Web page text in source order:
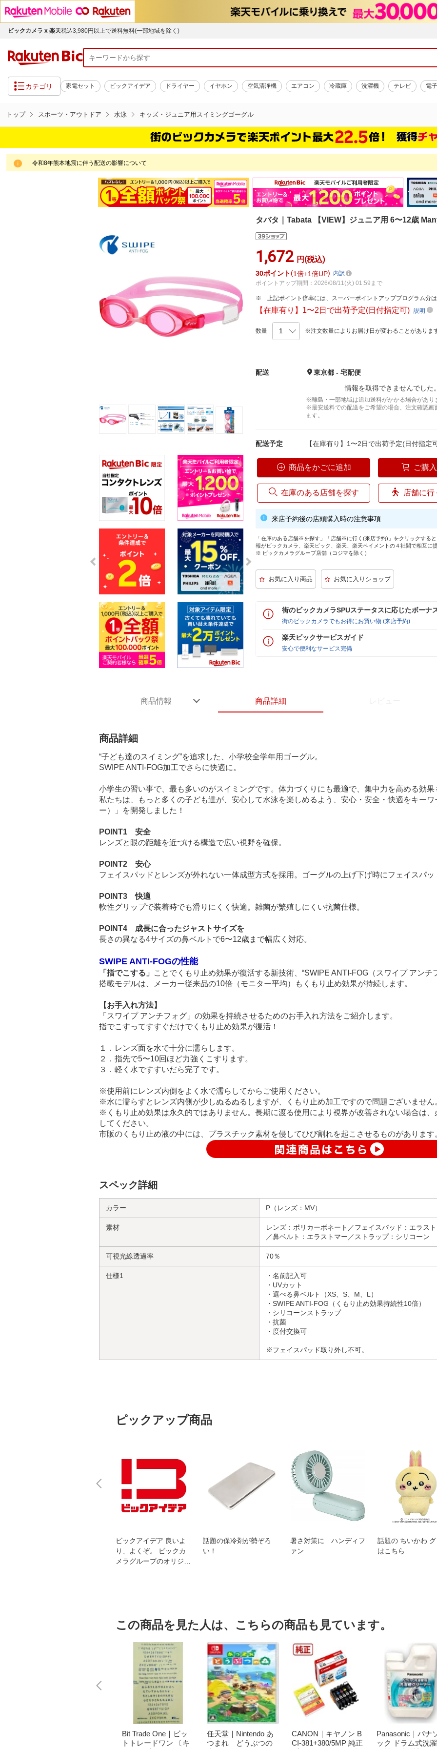
ビックカメラ x 楽天税込3,980円以上で送料無料(一部地域を除く)
カテゴリ 家電セット ビックアイデア ドライヤー イヤホン 空気清浄機 エアコン 冷蔵庫 洗濯機 テレビ 電
トップ スポーツ・アウトドア 水泳 キッズ・ジュニア用スイミングゴーグル
令和8年熊本地震に伴う配送の影響について
タバタ｜Tabata 【VIEW】ジュニア用 6〜12歳
1,672 円(税込)
30ポイント 1倍 1倍UP
内訳
ポイントアップ期間：2026/08/11(火) 01:59まで
上記ポイント倍率には、スーパーポイントアッププログラム分
【在庫有り】1〜2日で出荷予定(日付指定可)説明
数量 ※注文数量によりお届け日が変わることがありま
配送
東京都 - 宅配便
情報を取得できませんでした
※離島・一部地域は追加送料がかかる場合があり
※最安送料での配送をご希望の場合、注文確認画
ます。
配送予定 【在庫有り】1〜2日で出荷予定(日付指定
商品をかごに追加 ご購
在庫のある店舗を探す 店舗に行
来店予約後の店頭購入時の注意事項
「在庫のある店舗※を探す」「店舗※に行く(来店予約)」をクリックする
報がビックカメラ、楽天ビック、楽天、楽天ペイメントの４社間で相互に
※ ビックカメラグループ店舗（コジマを除く）
街のビックカメラSPUステータスに応じたボーナ
街のビックカメラでもお得にお買い物 (来店予約)
楽天ビックサービスガイド
安心で便利なサービス完備
商品情報 商品詳細
商品詳細
“子ども達のスイミング”を追求した、小学校全学年用ゴーグル。
SWIPE ANTI-FOG加工でさらに快適に。
小学生の習い事で、最も多いのがスイミングです。体力づくりにも最適で、集中力を高める効果
私たちは、もっと多くの子ども達が、安心して水泳を楽しめるよう、安心・安全・快適をキー
ー）」を開発しました！
POINT1 安全
レンズと眼の距離を近づける構造で広い視野を確保。
POINT2 安心
フェイスパッドとレンズが外れない一体成型方式を採用。ゴーグルの上げ下げ時にフェイスパッ
POINT3 快適
軟性グリップで装着時でも滑りにくく快適。雑菌が繁殖しにくい抗菌仕様。
POINT4 成長に合ったジャストサイズを
長さの異なる4サイズの鼻ベルトで6〜12歳まで幅広く対応。
SWIPE ANTI-FOGの性能
「指でこする」
ことでくもり止め効果が復活する新技術、“SWIPE ANTI-FOG（スワイプ アンチ
搭載モデルは、メーカー従来品の10倍（モニター平均）もくもり止め効果が持続します。
【お手入れ方法】
「スワイプ アンチフォグ」の効果を持続させるためのお手入れ方法をご紹介します。
指でこすってすすぐだけでくもり止め効果が復活！
１．レンズ面を水で十分に濡らします。
２．指先で5〜10回ほど力強くこすります。
３．軽く水ですすいだら完了です。
※使用前にレンズ内側をよく水で濡らしてからご使用ください。
※水に濡らすとレンズ内側が少しぬるぬるしますが、くもり止め加工ですので問題ございません
※くもり止め効果は永久的ではありません。長期に渡る使用により視界が改善されない場合は、
してください。
市販のくもり止め液の中には、プラスチック素材を侵してひび割れを起こさせるものがあります
スペック詳細
カラー P（レンズ：MV）
素材
レンズ：ポリカーボネート／フェイスパッド：エラス
／鼻ベルト：エラストマー／ストラップ：シリコーン
可視光線透過率 70％
仕様1
・名前記入可
・UVカット
・選べる鼻ベルト（XS、S、M、L）
・SWIPE ANTI-FOG（くもり止め効果持続性10倍）
・シリコーンストラップ
・抗菌
・度付交換可
※フェイスパッド取り外し不可。
ピックアップ商品
ビックアイデア 良いよ
り、よくぞ。 ビックカ
メラグループのオリジナ
話題の保冷剤が勢ぞろ
い！
暑さ対策に ハンディフ
ァン
話題の ちいかわ
はこちら
この商品を見た人は、こちらの商品も見ています。
Bit Trade One｜ビッ
トトレードワン 〔キ
任天堂｜Nintendo あ
つまれ どうぶつの
CANON｜キヤノン B
CI-381+380/5MP 純正
Panasonic｜パナ
ック ドラム式洗